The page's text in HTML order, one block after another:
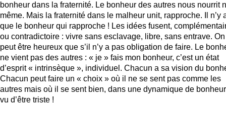
bonheur dans la fraternité. Le bonheur des autres nous nourrit
même. Mais la fraternité dans le malheur unit, rapproche. Il n’y
que le bonheur qui rapproche ! Les idées fusent,
ou contradictoire : vivre sans esclavage, libre, sans entrave.
peut être heureux que s’il n’y a pas obligation de faire. Le
ne vient pas des autres : « je » fais mon bonheur, c’est un état
d’esprit « intrinsèque », individuel. Chacun a sa vision du
Chacun peut faire un « choix » où il ne se sent pas comme les
autres mais où il se sent bien, dans une dynamique de
vu d’être triste !